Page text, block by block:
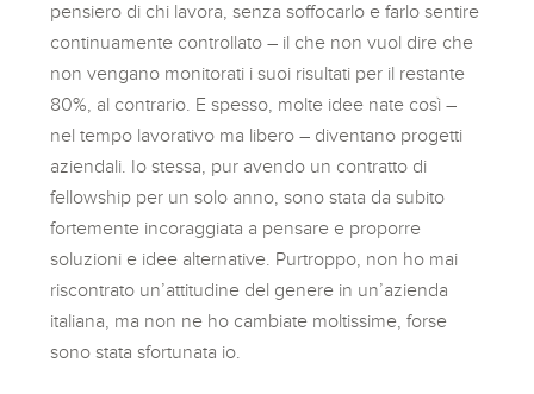
pensiero di chi lavora, senza soffocarlo e farlo sentire
continuamente controllato – il che non vuol dire che
non vengano monitorati i suoi risultati per il restante
80%, al contrario. E spesso, molte idee nate così –
nel tempo lavorativo ma libero – diventano progetti
aziendali. Io stessa, pur avendo un contratto di
fellowship per un solo anno, sono stata da subito
fortemente incoraggiata a pensare e proporre
soluzioni e idee alternative. Purtroppo, non ho mai
riscontrato un’attitudine del genere in un’azienda
italiana, ma non ne ho cambiate moltissime, forse
sono stata sfortunata io.